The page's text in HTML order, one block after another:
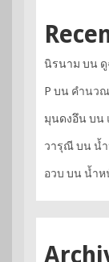
นิรนาม บน
P บน คำนว
มุนดงอึน บน
วารุณีบน น้
อวบ บน น้ำห